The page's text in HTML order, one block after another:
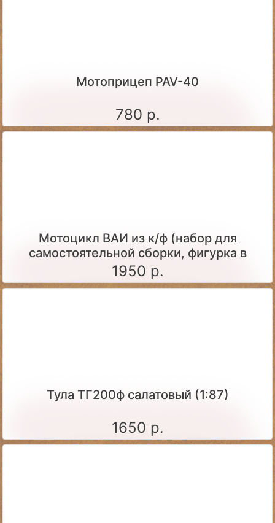
Мотоприцеп PAV-40
780 р.
Мотоцикл ВАИ из к/ф (набор для
самостоятельной сборки, фигурка в
комплекте)
1950 р.
Тула ТГ200ф салатовый (1:87)
1650 р.